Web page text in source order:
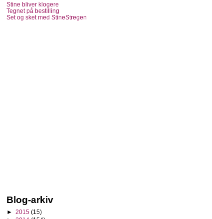
Stine bliver klogere
Tegnet på bestilling
Set og sket med StineStregen
Blog-arkiv
► 2015 (15)